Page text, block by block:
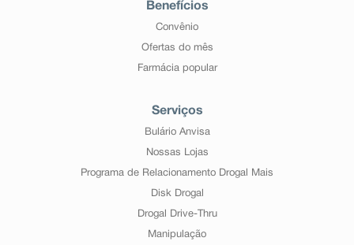
Benefícios
Convênio
Ofertas do mês
Farmácia popular
Serviços
Bulário Anvisa
Nossas Lojas
Programa de Relacionamento Drogal Mais
Disk Drogal
Drogal Drive-Thru
Manipulação